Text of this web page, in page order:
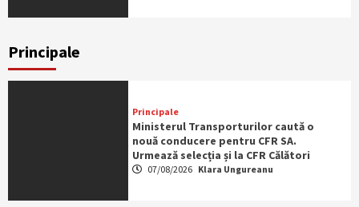
Principale
Principale
Ministerul Transporturilor caută o
nouă conducere pentru CFR SA.
Urmează selecția și la CFR Călători
07/08/2026 Klara Ungureanu